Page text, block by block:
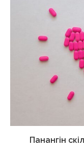
Панангін